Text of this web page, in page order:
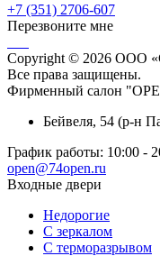
+7 (351) 2706-607
Перезвоните мне
Copyright © 2026 ООО
Все права защищены.
Фирменный салон
Бейвеля, 54 (р-н
График работы: 10:00 -
open@74open.ru
Входные двери
Недорогие
С зеркалом
С терморазрывом